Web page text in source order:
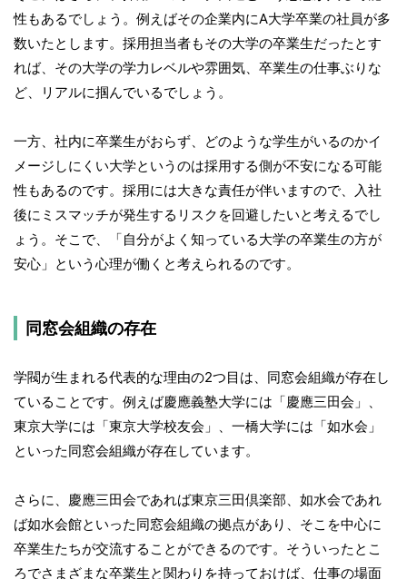
性もあるでしょう。例えばその企業内にA大学卒業の社員が多
数いたとします。採用担当者もその大学の卒業生だったとす
れば、その大学の学力レベルや雰囲気、卒業生の仕事ぶりな
ど、リアルに掴んでいるでしょう。
一方、社内に卒業生がおらず、どのような学生がいるのかイ
メージしにくい大学というのは採用する側が不安になる可能
性もあるのです。採用には大きな責任が伴いますので、入社
後にミスマッチが発生するリスクを回避したいと考えるでし
ょう。そこで、「自分がよく知っている大学の卒業生の方が
安心」という心理が働くと考えられるのです。
同窓会組織の存在
学閥が生まれる代表的な理由の2つ目は、同窓会組織が存在し
ていることです。例えば慶應義塾大学には「慶應三田会」、
東京大学には「東京大学校友会」、一橋大学には「如水会」
といった同窓会組織が存在しています。
さらに、慶應三田会であれば東京三田倶楽部、如水会であれ
ば如水会館といった同窓会組織の拠点があり、そこを中心に
卒業生たちが交流することができるのです。そういったとこ
ろでさまざまな卒業生と関わりを持っておけば、仕事の場面